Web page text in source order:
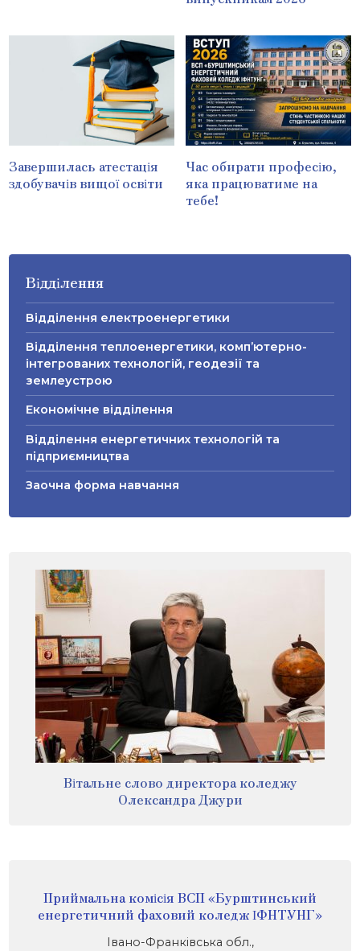
Завершилась атестація
здобувачів вищої освіти
Час обирати професію,
яка працюватиме на
тебе!
Відділення
Відділення електроенергетики
Відділення теплоенергетики, комп’ютерно-
інтегрованих технологій, геодезії та
землеустрою
Економічне відділення
Відділення енергетичних технологій та
підприємництва
Заочна форма навчання
Вітальне слово директора коледжу
Олександра Джури
Приймальна комісія ВСП «Бурштинський
енергетичний фаховий коледж ІФНТУНГ»
Івано-Франківська обл.,